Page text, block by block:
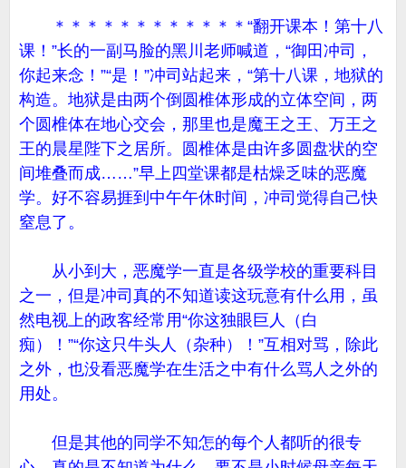
＊＊＊＊＊＊＊＊＊＊＊＊“翻开课本！第十八
课！”长的一副马脸的黑川老师喊道，“御田冲司，
你起来念！”“是！”冲司站起来，“第十八课，地狱的
构造。地狱是由两个倒圆椎体形成的立体空间，两
个圆椎体在地心交会，那里也是魔王之王、万王之
王的晨星陛下之居所。圆椎体是由许多圆盘状的空
间堆叠而成……”早上四堂课都是枯燥乏味的恶魔
学。好不容易捱到中午午休时间，冲司觉得自己快
窒息了。
从小到大，恶魔学一直是各级学校的重要科目
之一，但是冲司真的不知道读这玩意有什么用，虽
然电视上的政客经常用“你这独眼巨人（白
痴）！”“你这只牛头人（杂种）！”互相对骂，除此
之外，也没看恶魔学在生活之中有什么骂人之外的
用处。
但是其他的同学不知怎的每个人都听的很专